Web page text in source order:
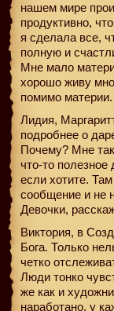
нашем мире
продуктивно,
я сделала все,
полную и
Мне мало
хорошо живу
помимо материи.
Лидия,
подробнее о
Почему? Мне
что-то
если хотите.
сообщение и не
Девочки,
Виктория, в
Бога. Только
четко
Люди тонко
же как и
наработано, у